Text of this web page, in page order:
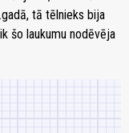
tā tēlnieks bija
šo laukumu nodēvēja